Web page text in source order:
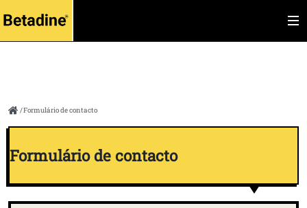
Formulário de contacto
Formulário de contacto